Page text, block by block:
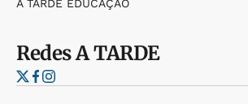
A TARDE EDUCAÇÃO
RedesA TARDE